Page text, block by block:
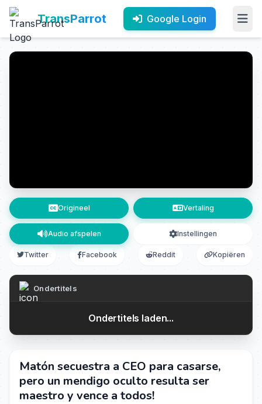
TransParrot Google Login
Origineel Vertaling
Audio afspelen Instellingen
Twitter Facebook Reddit Kopiëren
Ondertitels
Ondertitels laden...
Matón secuestra a CEO para casarse,
pero un mendigo oculto resulta ser
maestro y vence a todos!